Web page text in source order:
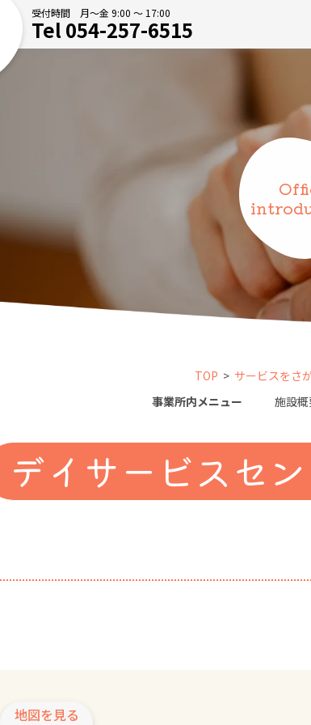
受付時間 月～金 9:00 ～ 17:00
Tel054-257-6515
TOP > サービスをさ
事業所内メニュー
施設概
デイサービスセ
地図を見る